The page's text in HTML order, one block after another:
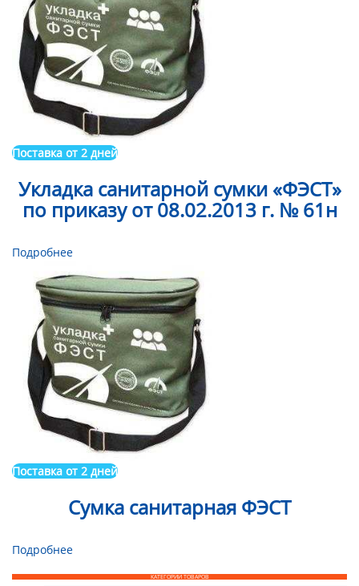
Поставка от 2 дней
Укладка санитарной сумки «ФЭСТ»
по приказу от 08.02.2013 г. № 61н
Подробнее
Поставка от 2 дней
Сумка санитарная ФЭСТ
Подробнее
КАТЕГОРИИ ТОВАРОВ